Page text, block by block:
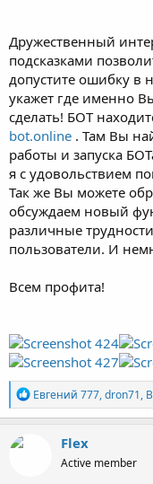
Дружественный
подсказками
допустите ошибку в
укажет где именно
сделать! БОТ
bot.online . Там Вы
работы и запуска
я с удовольствием
Так же Вы можете
обсуждаем новый
различные
пользователи. И
Всем профита!
Р
е
а
Евгений 777,dron71,
Flex
Active member